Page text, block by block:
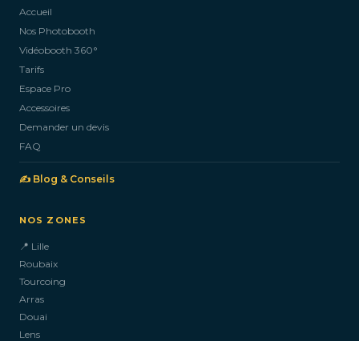
Accueil
Nos Photobooth
Vidéobooth 360°
Tarifs
Espace Pro
Accessoires
Demander un devis
FAQ
✍️ Blog & Conseils
NOS ZONES
📍 Lille
Roubaix
Tourcoing
Arras
Douai
Lens